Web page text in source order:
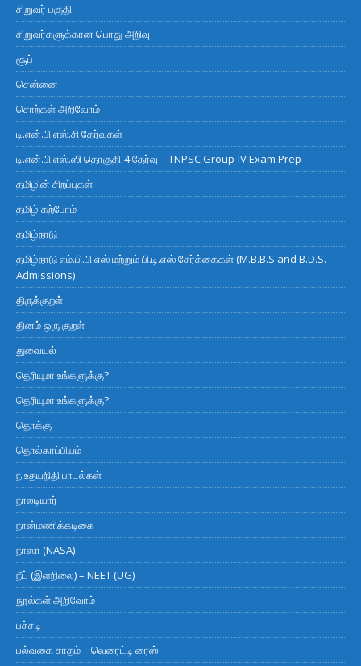
சிறுவர் பகுதி
சிறுவர்களுக்கான பொது அறிவு
சூப்
சென்னை
சொற்கள் அறிவோம்
டி.என்.பி.எஸ்.சி தேர்வுகள்
டி.என்.பி.எஸ்.ஸி தொகுதி-4 தேர்வு – TNPSC Group-IV Exam Prep
தமிழின் சிறப்புகள்
தமிழ் கற்போம்
தமிழ்நாடு
தமிழ்நாடு எம்.பி.பி.எஸ் மற்றும் பி.டி.எஸ் சேர்க்கைகள் (M.B.B.S and B.D.S.
Admissions)
திருக்குறள்
தினம் ஒரு குறள்
துவையல்
தெரியுமா உங்களுக்கு?
தெரியுமா உங்களுக்கு?
தொக்கு
தொல்காப்பியம்
ந உதயநிதி பாடல்கள்
நாலடியார்
நான்மணிக்கடிகை
நாஸா (NASA)
நீட் (இளநிலை) – NEET (UG)
நூல்கள் அறிவோம்
பச்சடி
பல்வகை சாதம் – வெரைட்டி ரைஸ்